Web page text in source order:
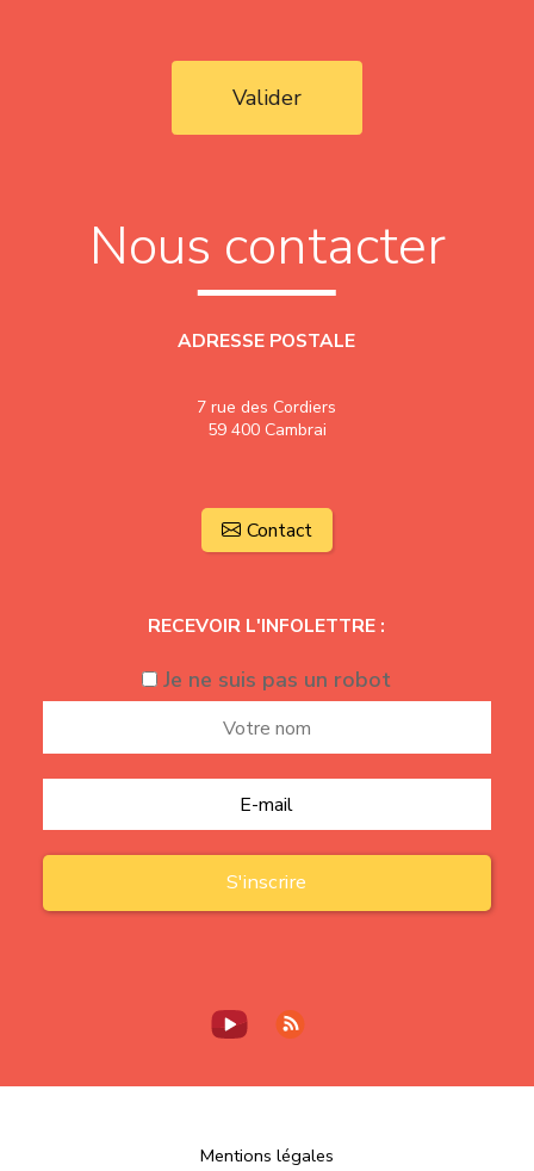
Valider
Nous contacter
ADRESSE POSTALE
7 rue des Cordiers
59 400 Cambrai
Contact
RECEVOIR L'INFOLETTRE :
Je ne suis pas un robot
Mentions légales